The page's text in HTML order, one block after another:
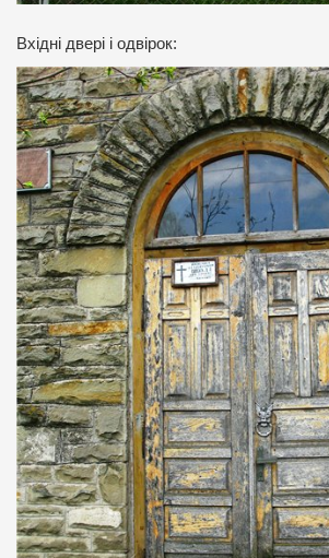
Вхідні двері і одвірок: